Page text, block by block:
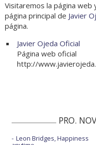
Visitaremos la página web
página principal de Javier
página.
Javier Ojeda Oficial
Página web oficial
http://
PRO.
Leon Bridges, Happiness